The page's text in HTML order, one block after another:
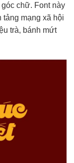
chữ. Font này
tảng mạng xã hội
trà, bánh mứt